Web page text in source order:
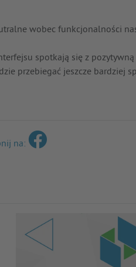
wobec funkcjonalności
spotkają się z
przebiegać jeszcze bardziej
na: